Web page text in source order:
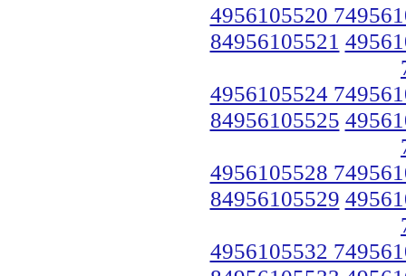
4956105520
84956105521
4956105524
84956105525
4956105528
84956105529
4956105532